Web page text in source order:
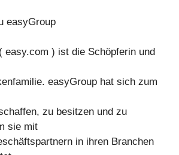
easyGroup
easy.com ) ist die Schöpferin und
easyGroup hat sich zum
zu besitzen und zu
sie mit
in ihren Branchen